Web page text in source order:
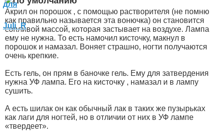
Акрил он порошок , с помощью растворителя (не помню
как правильно называется эта вонючка) он становится
сопливой массой, которая застывает на воздухе. Лампа
ему не нужна. То есть намочил кисточку, макнул в
порошок и намазал. Воняет страшно, ногти получаются
очень крепкие.
Есть гель, он прям в баночке гель. Ему для затвердения
нужна УФ лампа. Его на кисточку , намазал и в лампу
сушить.
А есть шилак он как обычный лак в таких же пузырьках
как лаги для ногтей, но в отличии от них в УФ лампе
«твердеет».